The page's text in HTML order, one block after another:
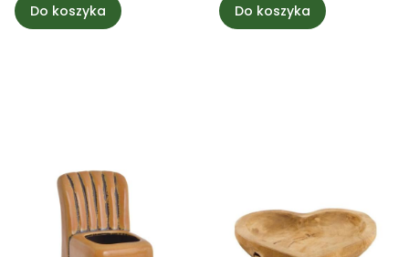
Do koszyka Do koszyka